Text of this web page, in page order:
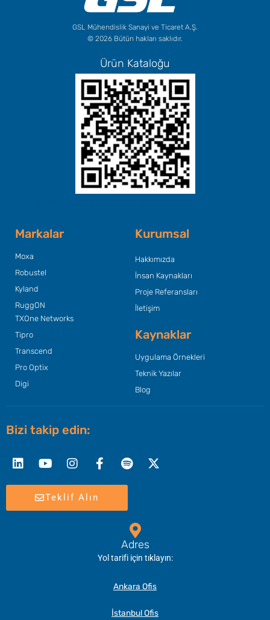
GSL Mühendislik Sanayi ve Ticaret A.Ş.
© 2026 Bütün hakları saklıdır.
Ürün Kataloğu
Markalar
Moxa
Robustel
Kyland
RuggON
TXOne Networks
Tipro
Transcend
Pro Optix
Digi
Kurumsal
Hakkımızda
İnsan Kaynakları
Proje Referansları
İletişim
Kaynaklar
Uygulama Örnekleri
Teknik Yazılar
Blog
Bizi takip edin:
f
twitter
Teklif Alın
Adres
Yol tarifi için tıklayın:
Ankara Ofis
İstanbul Ofis